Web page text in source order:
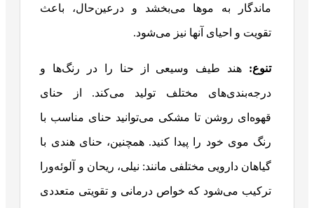
ماندگار به موها می‌بخشد و درعین‌حال، باعث
تقویت و احیای آنها نیز می‌شود.
تنوع: هند طیف وسیعی از حنا را در رنگ‌ها و
درجه‌بندی‌های مختلف تولید می‌کند. از حنای
قهوه‌ای روشن تا مشکی می‌توانید حنای مناسب با
رنگ موی خود را پیدا کنید. همچنین، حنای هندی با
گیاهان دارویی مختلفی مانند: نیلی، ریحان و آلوئه‌ورا
ترکیب می‌شود که خواص درمانی و تقویتی متعددی